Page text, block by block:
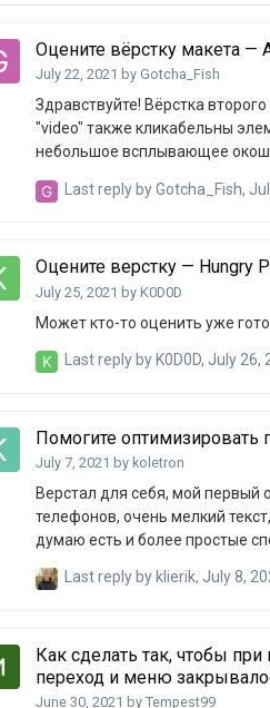
Оцените вёрстку макета —
July 22, 2021 by Gotcha_Fish
Здравствуйте! Вёрстка
"video" также кликабельны
небольшое всплывающее
элементы(кнопки входа,
вы также могли заметить на
Last reply byGotcha_Fish,
Оцените верстку — Hungry
July 25, 2021 by K0D0D
Может кто-то оценить уже
Last reply by K0D0D, July 26,
Помогите оптимизировать
July 7, 2021 by koletron
Верстал для себя, мой первый
телефонов, очень мелкий
думаю есть и более простые способы.
https://gta5rp-
Last reply by klierik, July 8,
Как сделать так, чтобы
переход и меню
June 30, 2021 by Tempest99